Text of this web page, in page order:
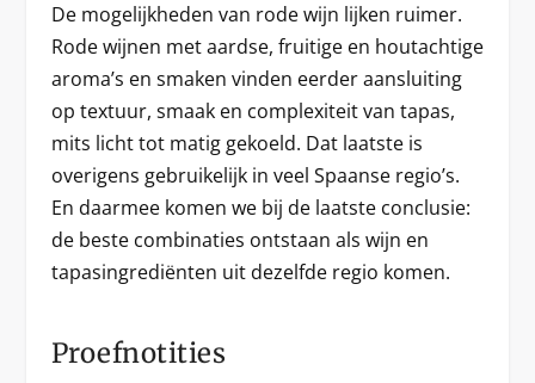
De mogelijkheden van rode wijn lijken ruimer.
Rode wijnen met aardse, fruitige en houtachtige
aroma’s en smaken vinden eerder aansluiting
op textuur, smaak en complexiteit van tapas,
mits licht tot matig gekoeld. Dat laatste is
overigens gebruikelijk in veel Spaanse regio’s.
En daarmee komen we bij de laatste conclusie:
de beste combinaties ontstaan als wijn en
tapasingrediënten uit dezelfde regio komen.
Proefnotities